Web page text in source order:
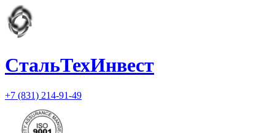
СтальТехИнвест
+7 (831) 214-91-49